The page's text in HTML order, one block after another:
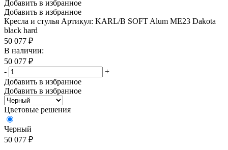
Добавить в избранное
Добавить в избранное
Кресла и стулья Артикул: KARL/B SOFT Alum ME23 Dakota
black hard
50 077 ₽
В наличии:
50 077 ₽
-
+
Добавить в избранное
Добавить в избранное
Цветовые решения
Черный
50 077 ₽